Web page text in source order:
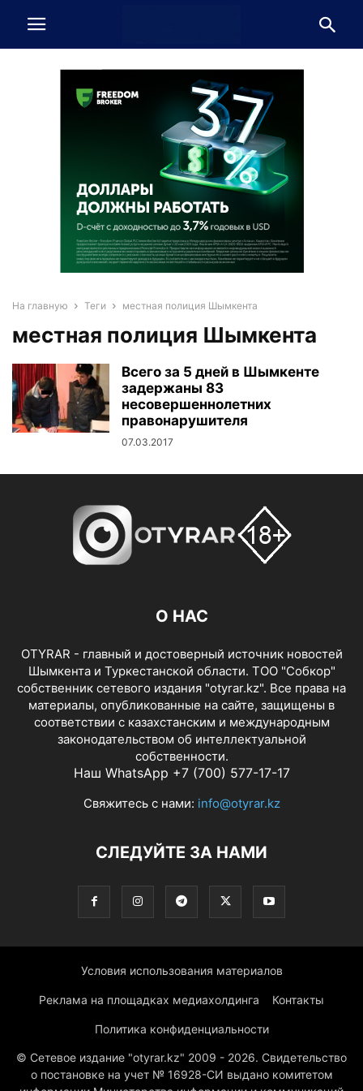
На главную Теги местная полиция Шымкента
местная полиция Шымкента
Всего за 5 дней в Шымкенте
задержаны 83
несовершеннолетних
правонарушителя
07.03.2017
О НАС
OTYRAR - главный и достоверный источник новостей
Шымкента и Туркестанской области. ТОО "Собкор"
собственник сетевого издания "otyrar.kz". Все права на
материалы, опубликованные на сайте, защищены в
соответствии с казахстанским и международным
законодательством об интеллектуальной
собственности.
Наш WhatsApp +7 (700) 577-17-17
Свяжитесь с нами: info@otyrar.kz
СЛЕДУЙТЕ ЗА НАМИ
Условия использования материалов
Реклама на площадках медиахолдинга Контакты
Политика конфиденциальности
© Сетевое издание "otyrar.kz" 2009 - 2026. Свидетельство
о постановке на учет № 16928-СИ выдано комитетом